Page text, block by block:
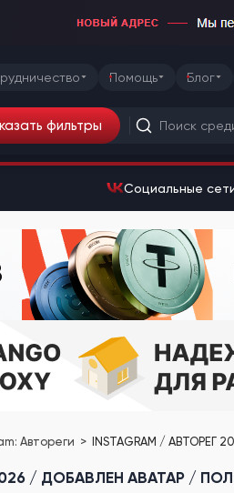
Помощь Блог
фильтры
Социальные
Автореги INSTAGRAM / АВТОРЕГ
/ ДОБАВЛЕН АВАТАР /